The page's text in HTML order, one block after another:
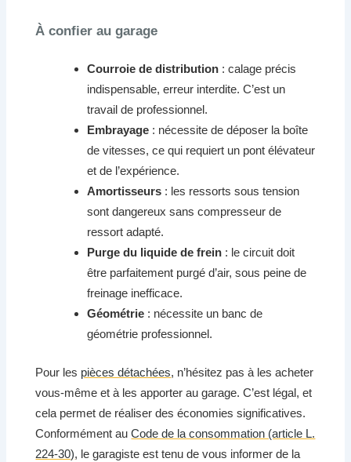
À confier au garage
Courroie de distribution : calage précis
indispensable, erreur interdite. C’est un
travail de professionnel.
Embrayage : nécessite de déposer la boîte
de vitesses, ce qui requiert un pont élévateur
et de l’expérience.
Amortisseurs : les ressorts sous tension
sont dangereux sans compresseur de
ressort adapté.
Purge du liquide de frein : le circuit doit
être parfaitement purgé d’air, sous peine de
freinage inefficace.
Géométrie : nécessite un banc de
géométrie professionnel.
Pour les pièces détachées, n’hésitez pas à les acheter
vous-même et à les apporter au garage. C’est légal, et
cela permet de réaliser des économies significatives.
Conformément auCode de la consommation (article L.
224-30), le garagiste est tenu de vous informer de la